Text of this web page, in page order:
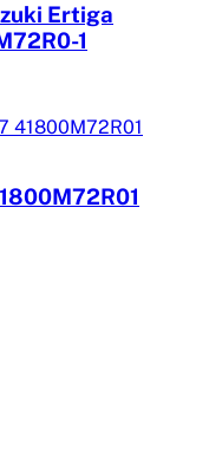
Ertiga
1